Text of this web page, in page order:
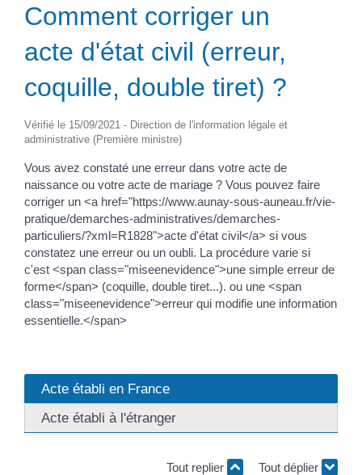
Comment corriger un
acte d'état civil (erreur,
coquille, double tiret) ?
Vérifié le 15/09/2021 - Direction de l'information légale et
administrative (Première ministre)
Vous avez constaté une erreur dans votre acte de
naissance ou votre acte de mariage ? Vous pouvez faire
corriger un <a href="https://www.aunay-sous-auneau.fr/vie-
pratique/demarches-administratives/demarches-
particuliers/?xml=R1828">acte d'état civil</a> si vous
constatez une erreur ou un oubli. La procédure varie si
c'est <span class="miseenevidence">une simple erreur de
forme</span> (coquille, double tiret...). ou une <span
class="miseenevidence">erreur qui modifie une information
essentielle.</span>
Acte établi en France
Acte établi à l'étranger
Tout replier Tout déplier